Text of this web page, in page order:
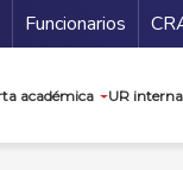
Funcionarios
académica UR